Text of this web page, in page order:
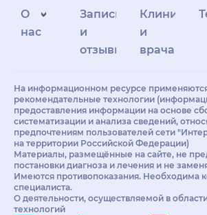
О
нас
Запись
и
отзывы
Клиникам
и
врачам
На информационном ресурсе
рекомендательные технологии
предоставления информации на основе
систематизации и анализа сведений,
предпочтениям пользователей сети
на территории Российской Федерации)
Материалы, размещённые на сайте, не
постановки диагноза и лечения и не
Имеются противопоказания. Необходима
специалиста.
О деятельности, осуществляемой в
технологий